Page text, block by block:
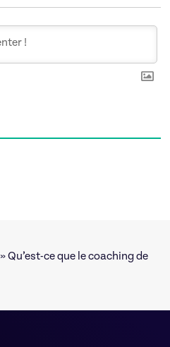
» Qu’est-ce que le coaching de